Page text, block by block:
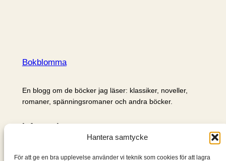
Hantera samtycke
För att ge en bra upplevelse använder vi teknik som cookies för att lagra
Bokblomma
En blogg om de böcker jag läser: klassiker, noveller,
romaner, spänningsromaner och andra böcker.
Information
Om mig & om bloggen